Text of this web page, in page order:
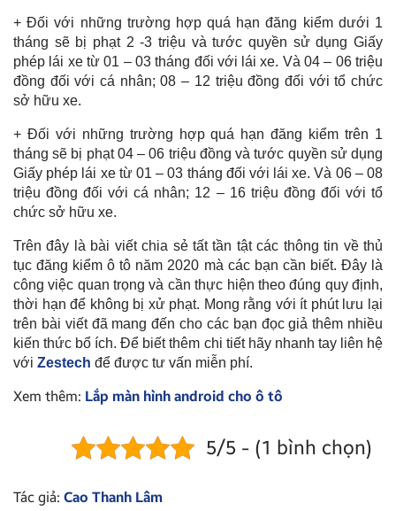
+ Đối với những trường hợp quá hạn đăng kiểm dưới 1
tháng sẽ bị phạt 2 -3 triệu và tước quyền sử dụng Giấy
phép lái xe từ 01 – 03 tháng đối với lái xe. Và 04 – 06 triệu
đồng đối với cá nhân; 08 – 12 triệu đồng đối với tổ chức
sở hữu xe.
+ Đối với những trường hợp quá hạn đăng kiểm trên 1
tháng sẽ bị phạt 04 – 06 triệu đồng và tước quyền sử dụng
Giấy phép lái xe từ 01 – 03 tháng đối với lái xe. Và 06 – 08
triệu đồng đối với cá nhân; 12 – 16 triệu đồng đối với tổ
chức sở hữu xe.
Trên đây là bài viết chia sẻ tất tần tật các thông tin về thủ
tục đăng kiểm ô tô năm 2020 mà các bạn cần biết. Đây là
công việc quan trọng và cần thực hiện theo đúng quy định,
thời hạn để không bị xử phạt. Mong rằng với ít phút lưu lại
trên bài viết đã mang đến cho các bạn đọc giả thêm nhiều
kiến thức bổ ích. Để biết thêm chi tiết hãy nhanh tay liên hệ
với Zestech để được tư vấn miễn phí.
Xem thêm: Lắp màn hình android cho ô tô
5/5 - (1 bình chọn)
Tác giả: Cao Thanh Lâm